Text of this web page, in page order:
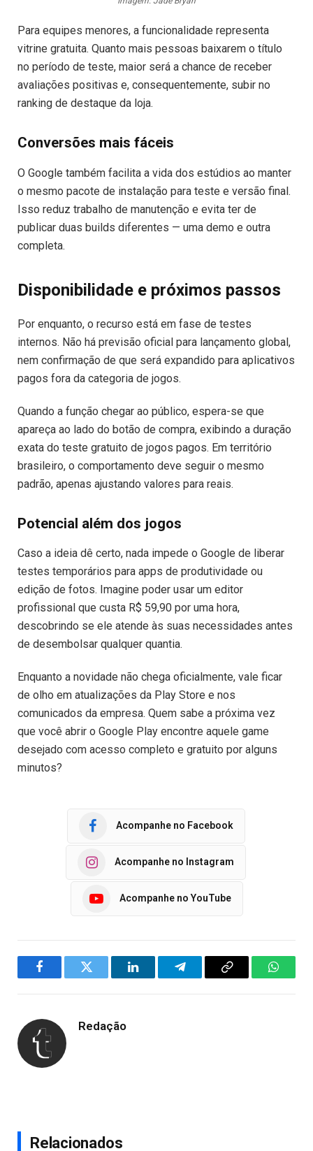
Para equipes menores, a funcionalidade representa
vitrine gratuita. Quanto mais pessoas baixarem o título
no período de teste, maior será a chance de receber
avaliações positivas e, consequentemente, subir no
ranking de destaque da loja.
Conversões mais fáceis
O Google também facilita a vida dos estúdios ao manter
o mesmo pacote de instalação para teste e versão final.
Isso reduz trabalho de manutenção e evita ter de
publicar duas builds diferentes — uma demo e outra
completa.
Disponibilidade e próximos passos
Por enquanto, o recurso está em fase de testes
internos. Não há previsão oficial para lançamento global,
nem confirmação de que será expandido para aplicativos
pagos fora da categoria de jogos.
Quando a função chegar ao público, espera-se que
apareça ao lado do botão de compra, exibindo a duração
exata do teste gratuito de jogos pagos. Em território
brasileiro, o comportamento deve seguir o mesmo
padrão, apenas ajustando valores para reais.
Potencial além dos jogos
Caso a ideia dê certo, nada impede o Google de liberar
testes temporários para apps de produtividade ou
edição de fotos. Imagine poder usar um editor
profissional que custa R$ 59,90 por uma hora,
descobrindo se ele atende às suas necessidades antes
de desembolsar qualquer quantia.
Enquanto a novidade não chega oficialmente, vale ficar
de olho em atualizações da Play Store e nos
comunicados da empresa. Quem sabe a próxima vez
que você abrir o Google Play encontre aquele game
desejado com acesso completo e gratuito por alguns
minutos?
Acompanhe no Facebook
Acompanhe no Instagram
Acompanhe no YouTube
FacebookTwitter LinkedInTelegramCopy
Redação
Relacionados